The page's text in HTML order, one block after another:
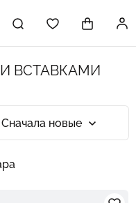
ВСТАВКАМИ
Сначала новые